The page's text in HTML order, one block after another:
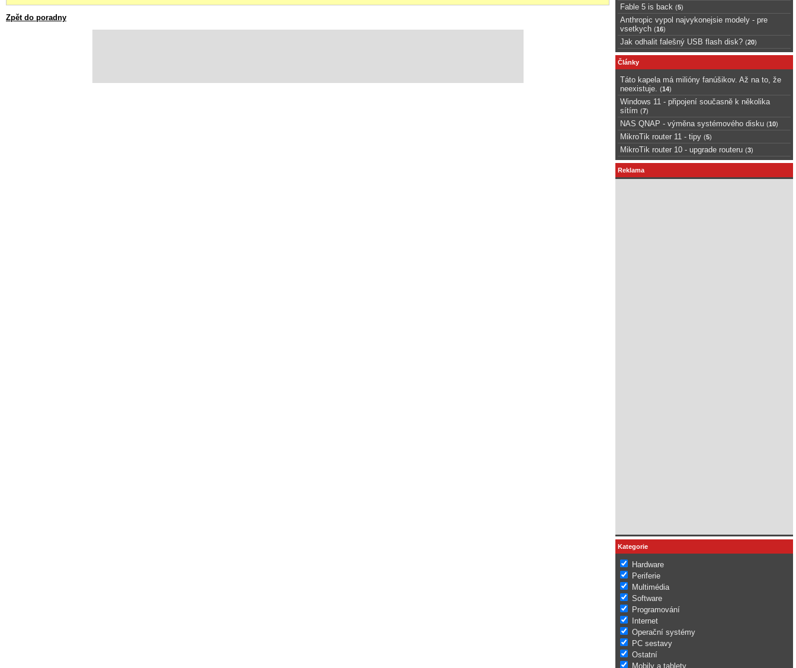
Zpět do poradny
Fable 5 is back (5)
Anthropic vypol najvykonejsie modely - pre
vsetkych (16)
Jak odhalit falešný USB flash disk? (20)
Články
Táto kapela má milióny fanúšikov. Až na to, že
neexistuje.
(14)
Windows 11 - připojení současně k několika
sítím (7)
NAS QNAP - výměna systémového disku (10)
MikroTik router 11 - tipy (5)
MikroTik router 10 - upgrade routeru (3)
Reklama
Kategorie
Hardware
Periferie
Multimédia
Software
Programování
Internet
Operační systémy
PC sestavy
Ostatní
Mobily a tablety